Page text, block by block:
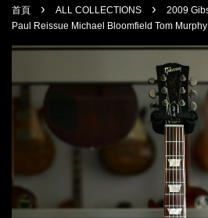
首頁 › ALL COLLECTIONS ›
2009
Paul Reissue Michael Bloomfield Tom Murphy